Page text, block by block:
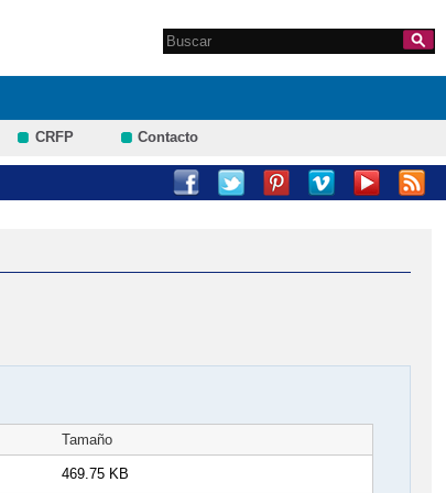
Formulario de
Search this site
CRFP Contacto
Tamaño
469.75 KB